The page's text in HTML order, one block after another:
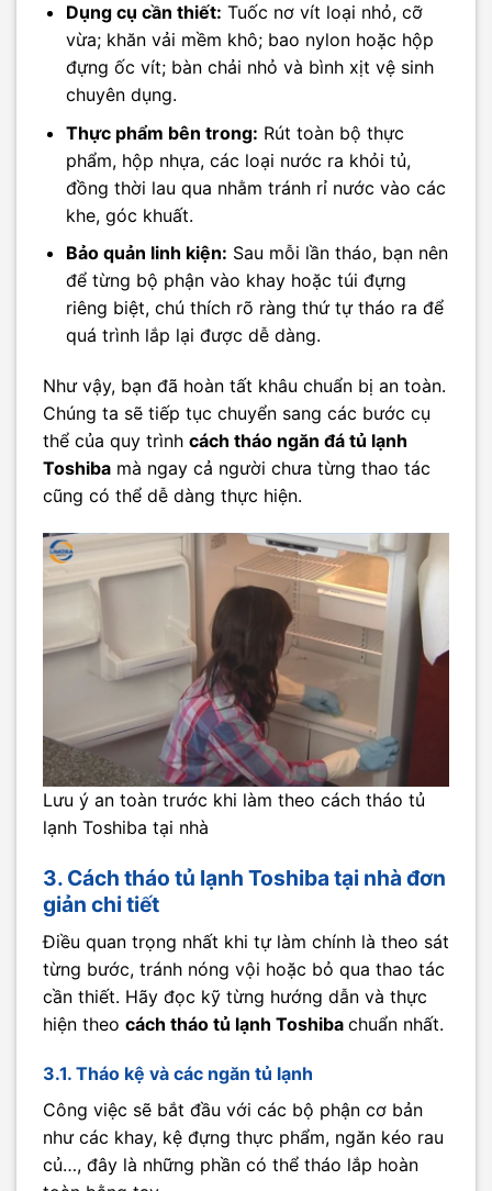
Dụng cụ cần thiết: Tuốc nơ vít loại nhỏ, cỡ
vừa; khăn vải mềm khô; bao nylon hoặc hộp
đựng ốc vít; bàn chải nhỏ và bình xịt vệ sinh
chuyên dụng.
Thực phẩm bên trong: Rút toàn bộ thực
phẩm, hộp nhựa, các loại nước ra khỏi tủ,
đồng thời lau qua nhằm tránh rỉ nước vào các
khe, góc khuất.
Bảo quản linh kiện: Sau mỗi lần tháo, bạn nên
để từng bộ phận vào khay hoặc túi đựng
riêng biệt, chú thích rõ ràng thứ tự tháo ra để
quá trình lắp lại được dễ dàng.
Như vậy, bạn đã hoàn tất khâu chuẩn bị an toàn.
Chúng ta sẽ tiếp tục chuyển sang các bước cụ
thể của quy trình cách tháo ngăn đá tủ lạnh
Toshiba mà ngay cả người chưa từng thao tác
cũng có thể dễ dàng thực hiện.
Lưu ý an toàn trước khi làm theo cách tháo tủ
lạnh Toshiba tại nhà
3. Cách tháo tủ lạnh Toshiba tại nhà đơn
giản chi tiết
Điều quan trọng nhất khi tự làm chính là theo sát
từng bước, tránh nóng vội hoặc bỏ qua thao tác
cần thiết. Hãy đọc kỹ từng hướng dẫn và thực
hiện theo cách tháo tủ lạnh Toshiba chuẩn nhất.
3.1. Tháo kệ và các ngăn tủ lạnh
Công việc sẽ bắt đầu với các bộ phận cơ bản
như các khay, kệ đựng thực phẩm, ngăn kéo rau
củ…, đây là những phần có thể tháo lắp hoàn